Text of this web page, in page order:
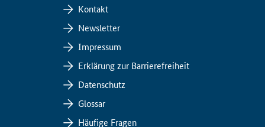
Kontakt
Newsletter
Impressum
Erklärung zur Barrierefreiheit
Datenschutz
Glossar
Häufige Fragen